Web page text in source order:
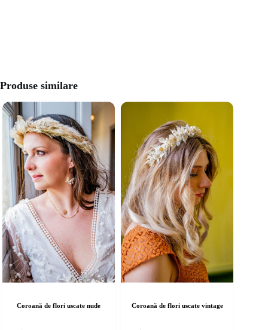
Produse similare
Coroană de flori uscate nude Coroană de flori uscate vintage